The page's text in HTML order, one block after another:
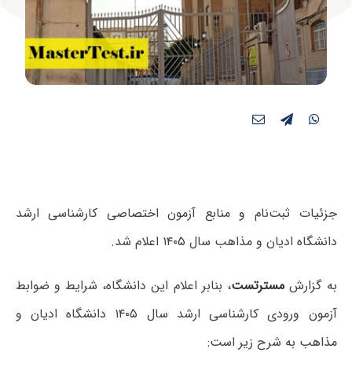
جزئیات ثبت‌‌نام و منابع آزمون اختصاصی کارشناسی ارشد
دانشگاه ادیان و مذاهب سال ۱۴۰۵ اعلام شد.
به گزارش مسترتست، بنابر اعلام این دانشگاه، شرایط و ضوابط
آزمون ورودی کارشناسی ارشد سال ۱۴۰۵ دانشگاه ادیان و
مذاهب به شرح زیر است: